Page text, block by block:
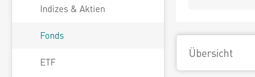
Indizes & Aktien
Fonds
ETF
Übersicht